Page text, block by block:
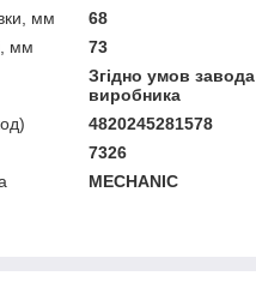
мм
68
мм
73
Згідно умов завода
виробника
4820245281578
7326
MECHANIC